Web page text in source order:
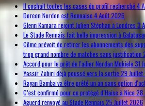
Il cochait toutes les cases du profil recherché 4
Doreen Norden est Rennaise4 Août 2026
Glenn Kamara rejoint Julien Stéphan à Londres3
Le Stade Rennais fait belle impression à
Côme prévoit de retirer les abonnements des
trop grand nombre de matches sans justification
Accord pour le prêt de l'ailier Nordan Mukiele 31
Yassir Zabiri déjà poussé vers la sortie 29
Rayan Bamba va être prêté un an sans option
C’est confirmé pour ce protégé d’Haise à Nice 28
Aguerd renvoyé au Stade Rennais 25 Juillet 2026